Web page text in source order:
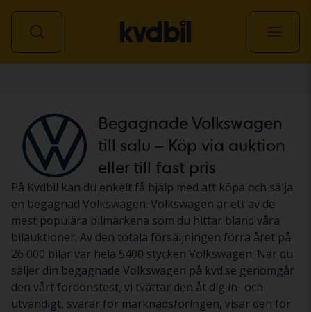
Begagnade Volkswagen
till salu – Köp via auktion
eller till fast pris
På Kvdbil kan du enkelt få hjälp med att köpa och sälja
en begagnad Volkswagen. Volkswagen är ett av de
mest populära bilmärkena som du hittar bland våra
bilauktioner. Av den totala försäljningen förra året på
26 000 bilar var hela 5400 stycken Volkswagen. När du
säljer din begagnade Volkswagen på kvd.se genomgår
den vårt fordonstest, vi tvättar den åt dig in- och
utvändigt, svarar för marknadsföringen, visar den för